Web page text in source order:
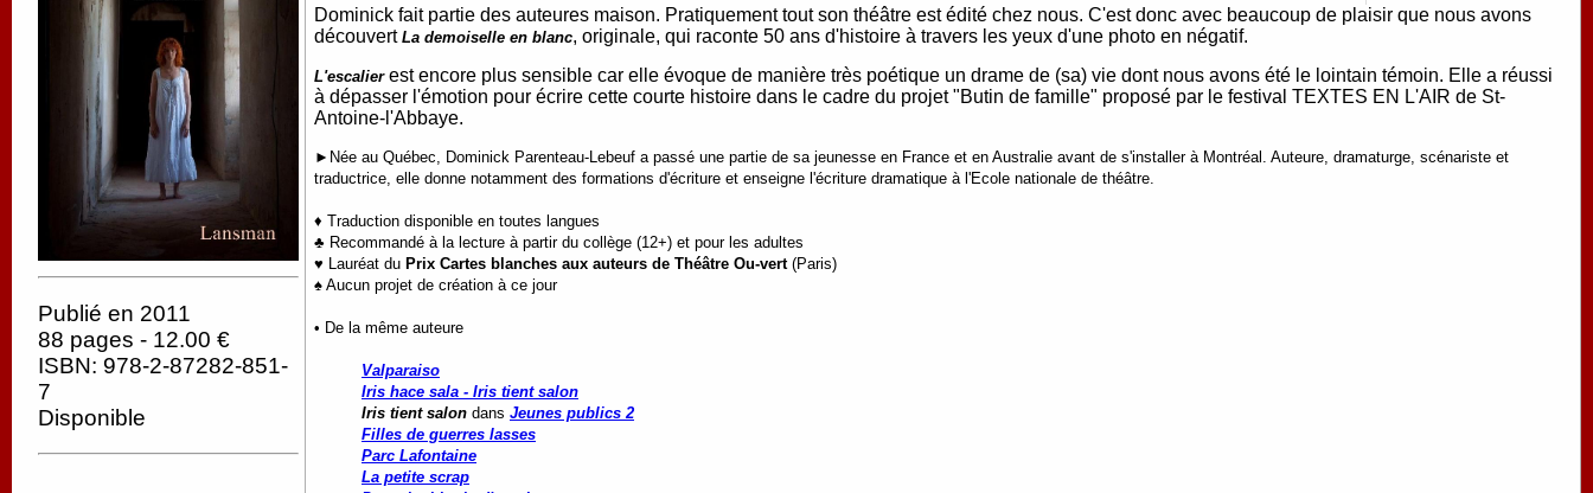
Publié en 2011
88 pages - 12.00 €
ISBN: 978-2-87282-851-
7
Disponible
Dominick fait partie des auteures maison. Pratiquement tout son théâtre est édité chez nous. C'est donc avec beaucoup de plaisir que nous avons
découvert La demoiselle en blanc, originale, qui raconte 50 ans d'histoire à travers les yeux d'une photo en négatif.
L'escalier est encore plus sensible car elle évoque de manière très poétique un drame de (sa) vie dont nous avons été le lointain témoin. Elle a réussi
à dépasser l'émotion pour écrire cette courte histoire dans le cadre du projet "Butin de famille" proposé par le festival TEXTES EN L'AIR de St-
Antoine-l'Abbaye.
►Née au Québec, Dominick Parenteau-Lebeuf a passé une partie de sa jeunesse en France et en Australie avant de s'installer à Montréal. Auteure, dramaturge, scénariste et
traductrice, elle donne notamment des formations d'écriture et enseigne l'écriture dramatique à l'Ecole nationale de théâtre.
♦ Traduction disponible en toutes langues
♣ Recommandé à la lecture à partir du collège (12+) et pour les adultes
♥ Lauréat du Prix Cartes blanches aux auteurs de Théâtre Ou-vert (Paris)
♠ Aucun projet de création à ce jour
• De la même auteure
Valparaiso
Iris hace sala - Iris tient salon
Iris tient salon dans Jeunes publics 2
Filles de guerres lasses
Parc Lafontaine
La petite scrap